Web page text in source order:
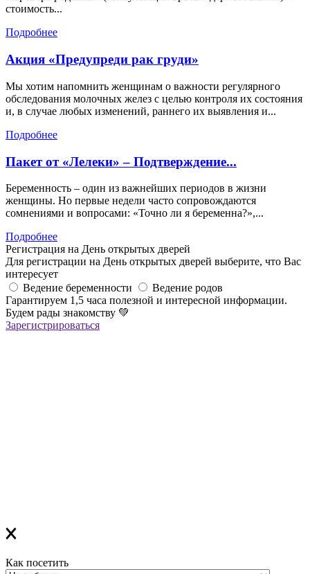
стоимость...
Подробнее
Акция «Предупреди рак груди»
Мы хотим напомнить женщинам о важности регулярного
обследования молочных желез с целью контроля их состояния
и, в случае любых изменений, раннего их выявления и...
Подробнее
Пакет от «Лелеки» – Подтверждение...
Беременность – один из важнейших периодов в жизни
женщины. Но первые недели часто сопровождаются
сомнениями и вопросами: «Точно ли я беременна?»,...
Подробнее
Регистрация на День открытых дверей
Для регистрации на День открытых дверей выберите, что Вас
интересует
Ведение беременности
Ведение родов
Гарантируем 1,5 часа полезной и интересной информации.
Будем рады знакомству 💚
Зарегистрироваться
Как посетить